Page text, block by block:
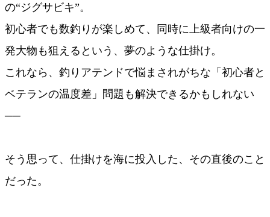
の“ジグサビキ”。
初心者でも数釣りが楽しめて、同時に上級者向けの一
発大物も狙えるという、夢のような仕掛け。
これなら、釣りアテンドで悩まされがちな「初心者と
ベテランの温度差」問題も解決できるかもしれない
──
そう思って、仕掛けを海に投入した、その直後のこと
だった。